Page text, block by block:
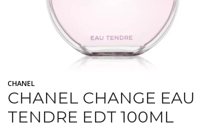
CHANEL
CHANEL CHANGE EAU
TENDRE EDT 100ML